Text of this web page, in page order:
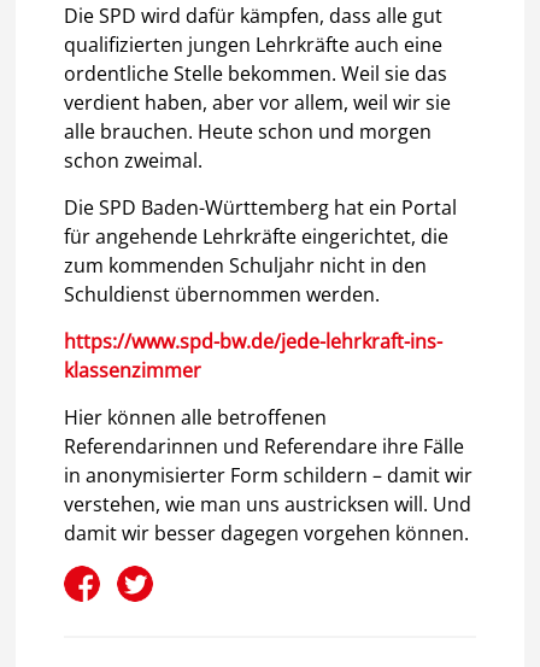
Die SPD wird dafür kämpfen, dass alle gut
qualifizierten jungen Lehrkräfte auch eine
ordentliche Stelle bekommen. Weil sie das
verdient haben, aber vor allem, weil wir sie
alle brauchen. Heute schon und morgen
schon zweimal.
Die SPD Baden-Württemberg hat ein Portal
für angehende Lehrkräfte eingerichtet, die
zum kommenden Schuljahr nicht in den
Schuldienst übernommen werden.
https://www.spd-bw.de/jede-lehrkraft-ins-
klassenzimmer
Hier können alle betroffenen
Referendarinnen und Referendare ihre Fälle
in anonymisierter Form schildern – damit wir
verstehen, wie man uns austricksen will. Und
damit wir besser dagegen vorgehen können.